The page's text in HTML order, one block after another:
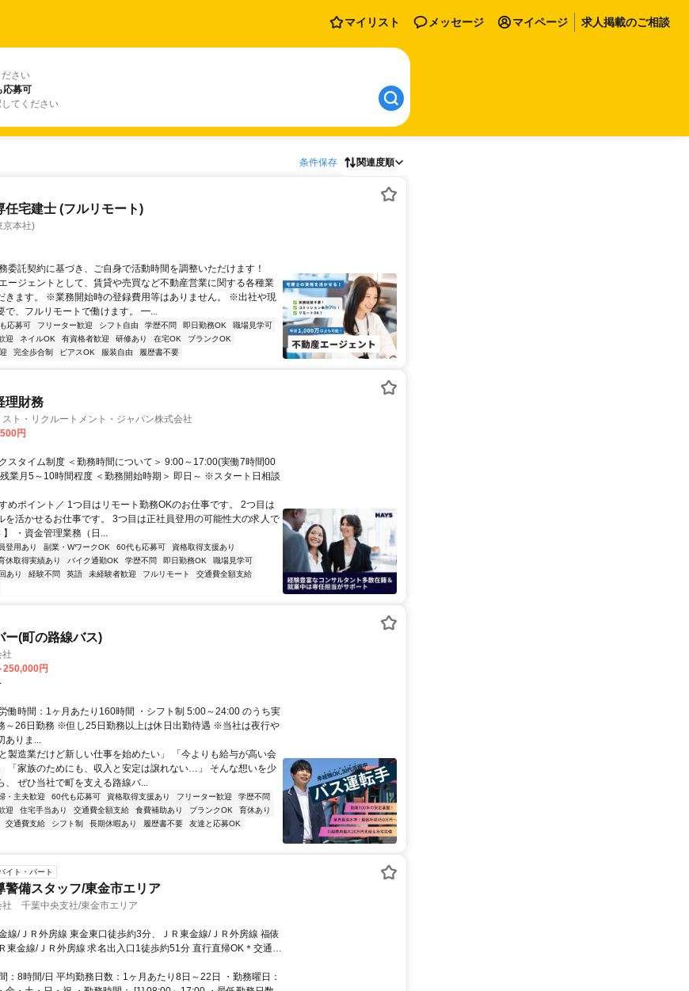
マイリスト メッセージ マイページ 求人掲載のご相談
さい
応募可
てください
条件保存 関連度順
任宅建士 (フルリモート)
京本社)
委託契約に基づき、ご自身で活動時間を調整いただけます！
ージェントとして、賃貸や売買など不動産営業に関する各種業
きます。 ※業務開始時の登録費用等はありません。 ※出社や現
で、フルリモートで働けます。 ━...
応募可 フリーター歓迎 シフト自由 学歴不問 即日勤務OK
職場見学可
迎 ネイルOK 有資格者歓迎 研修あり 在宅OK
ブランクOK
完全歩合制 ピアスOK 服装自由 履歴書不要
理財務
ト・リクルートメント・ジャパン株式会社
円
スタイム制度 ＜勤務時間について＞ 9:00～17:00(実働7時間00
業月5～10時間程度 ＜勤務開始時期＞ 即日～ ※スタート日相談
めポイント／ 1つ目はリモート勤務OKのお仕事です。 2つ目は
を活かせるお仕事です。 3つ目は正社員登用の可能性大の求人で
・資金管理業務（日...
登用あり 副業・WワークOK 60代も応募可
資格取得支援あり
休取得実績あり バイク通勤OK 学歴不問 即日勤務OK
職場見学可
あり 経験不問 英語 未経験者歓迎 フルリモート
交通費全額支給
ー(町の路線バス)
社
250,000円
働時間：1ヶ月あたり160時間 ・シフト制 5:00～24:00 のうち実
～26日勤務 ※但し25日勤務以上は休日出勤待遇 ※当社は夜行や
ありま...
製造業だけど新しい仕事を始めたい」 「今よりも給与が高い会
「家族のためにも、収入と安定は譲れない…」 そんな想いを少
、 ぜひ当社で町を支える路線バ...
・主夫歓迎 60代も応募可 資格取得支援あり フリーター歓迎
学歴不問
迎 住宅手当あり 交通費全額支給 食費補助あり ブランクOK
育休あり
交通費支給 シフト制 長期休暇あり 履歴書不要
友達と応募OK
イト・パート
警備スタッフ/東金市エリア
社 千葉中央支社/東金市エリア
線/ＪＲ外房線 東金東口徒歩約3分、ＪＲ東金線/ＪＲ外房線 福俵
東金線/ＪＲ外房線 求名出入口1徒歩約51分 直行直帰OK＊交通費
：8時間/日 平均勤務日数：1ヶ月あたり8日～22日 ・勤務曜日：